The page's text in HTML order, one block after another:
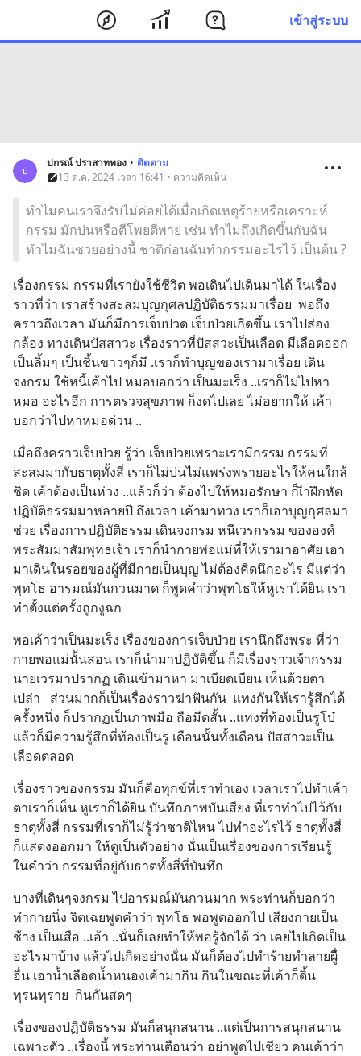
เข้าสู่ระบบ
ป
ปกรณ์ ปราสาททอง • ติดตาม
13 ต.ค. 2024 เวลา 16:41 • ความคิดเห็น
ทำไมคนเราจึงรับไม่ค่อยได้เมื่อเกิดเหตุร้ายหรือเคราะห์
กรรม มักบ่นหรือตีโพยตีพาย เช่น ทำไมถึงเกิดขึ้นกับฉัน
ทำไมฉันซวยอย่างนี้ ชาติก่อนฉันทำกรรมอะไรไว้ เป็นต้น ?
เรื่องกรรม กรรมที่เรายังใช้ชีวิต พอเดินไปเดินมาได้ ในเรื่อง
ราวที่ว่า เราสร้างสะสมบุญกุศลปฏิบัติธรรมมาเรื่อย  พอถึง
คราวถึงเวลา มันก็มีการเจ็บปวด เจ็บป่วยเกิดขึ้น เราไปส่อง
กล้อง ทางเดินปัสสาวะ เรื่องราวที่ปัสสวะเป็นเลือด มีเลือดออก
เป็นลิ้มๆ เป็นชิ้นขาวๆก็มี .เราก็ทำบุญของเรามาเรื่อย เดิน
จงกรม ใช้หนี้เค้าไป หมอบอกว่า เป็นมะเร็ง ..เราก็ไม่ไปหา
หมอ อะไรอีก การตรวจสุขภาพ ก็งดไปเลย ไม่อยากให้ เค้า
บอกว่าไปหาหมอด่วน ..
เมื่อถึงคราวเจ็บป่วย รู้ว่า เจ็บป่วยเพราะเรามีกรรม กรรมที่
สะสมมากับธาตุทั้งสี่ เราก็ไม่บ่นไม่แพร่งพรายอะไรให้คนใกล้
ชิด เค้าต้องเป็นห่วง ..แล้วก็ว่า ต้องไปให้หมอรักษา ก็เีาฝึกหัด
ปฏิบัติธรรมมาหลายปี ถึงเวลา เค้ามาทวง เราก็เอาบุญกุศลมา
ช่วย เรื่องการปฏิบัติธรรม เดินจงกรม หนีเวรกรรม ขององค์
พระสัมมาสัมพุทธเจ้า เราก็นำกายพ่อแม่ที่ให้เรามาอาศัย เอา
มาเดินในรอยของผู้ที่มีกายเป็นบุญ ไม่ต้องคิดนึกอะไร มีแต่ว่า
พุทโธ อารมณ์มันกวนมาด ก็พูดคำว่าพุทโธให้หูเราได้ยิน เรา
ทำตั้งแต่ครั้งถูกงูฉก
พอเค้าว่าเป็นมะเร็ง เรื่องของการเจ็บป่วย เรานึกถึงพระ ที่ว่า
กายพอแม่นั้นสอน เราก็นำมาปฏิบัติขึ้น ก็มีเรื่องราวเจ้ากรรม
นายเวรมาปรากฏ เดินเข้ามาหา มาเบียดเบียน เห็นด้วยตา
เปล่า   ส่วนมากก็เป็นเรื่องราวฆ่าฟันกัน  แทงกันให้เรารู้สึกได้
ครั้งหนึ่ง ก็ปรากฏเป็นภาพมือ ถือมีดสั้น ..แทงที่ท้องเป็นรูโบ๋
แล้วก็มีความรู้สึกที่ท้องเป็นรู เดือนนั้นทั้งเดือน ปัสสาวะเป็น
เลือดตลอด
เรื่องราวของกรรม มันก็คือทุกข์ที่เราทำเอง เวลาเราไปทำเค้า
ตาเราก็เห็น หูเราก็ได้ยิน บันทึกภาพบันเสียง ที่เราทำไปไว้กับ
ธาตุทั้งสี่ กรรมที่เราก็ไม่รู้ว่าชาติไหน ไปทำอะไรไว้ ธาตุทั้งสี่
ก็แสดงออกมา ให้ดูเป็นตัวอย่าง นั่นเป็นเรื่องของการเรียนรู้
ในคำว่า กรรมที่อยู่กับธาตทั้งสี่ที่บันทึก
บางที่เดินๆจงกรม ไปอารมณ์มันกวนมาก พระท่านก็บอกว่า
ทำกายนิ่ง จิตเฉยพูดคำว่า พุทโธ พอพูดออกไป เสียงกายเป็น
ช้าง เป็นเสือ ..เอ้า ..นั่นก็เลยทำให้พอรู้จักได้ ว่า เคยไปเกิดเป็น
อะไรมาบ้าง แล้วไปเกิดอย่างนั่น มันก็ต้องไปทำร้ายทำลายผู้ื่
อื่น เอาน้ำเลือดน้ำหนองเค้ามากิน กินในขณะที่เค้าก็ดิ้น
ทุรนทุราย  กินกันสดๆ
เรื่องของปฏิบัติธรรม มันก็สนุกสนาน ..แต่เป็นการสนุกสนาน
เฉพาะตัว ..เรื่องนี้ พระท่านเตือนว่า อย่าพูดไปเชียว คนเค้าว่า